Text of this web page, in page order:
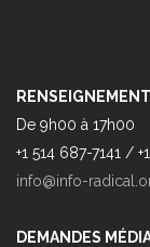
De 9h00 à 17h00
+1 514 687-7141 /
info@info-
DEMANDES